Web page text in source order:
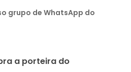
grupo de WhatsApp do
a porteira do